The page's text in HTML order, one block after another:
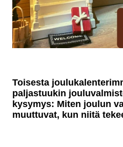
Toisesta
paljastuukin
kysymys: Miten joulun
muuttuvat, kun niitä